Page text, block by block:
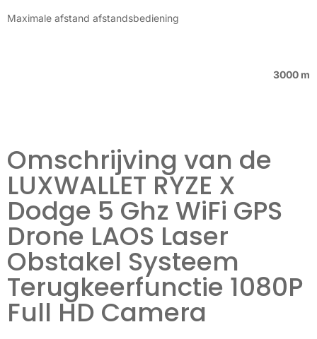
Maximale afstand afstandsbediening
3000 m
Omschrijving van de
LUXWALLET RYZE X
Dodge 5 Ghz WiFi GPS
Drone LAOS Laser
Obstakel Systeem
Terugkeerfunctie 1080P
Full HD Camera